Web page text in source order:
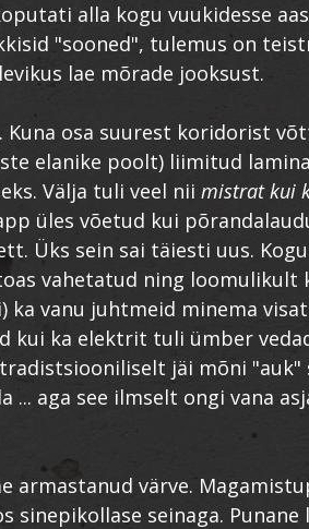
alla kogu vuukidesse
"sooned", tulemus on
lae mõrade jooksust.
osa suurest koridorist
elanike poolt) liimitud
Välja tuli veel nii mistrat kui
üles võetud kui
Üks sein sai täiesti uus. Kogu
vahetatud ning loomulikult
ka vanu juhtmeid minema
kui ka elektrit tuli ümber
jäi mõni "auk"
... aga see ilmselt ongi vana
armastanud värve.
sinepikollase seinaga. Punane